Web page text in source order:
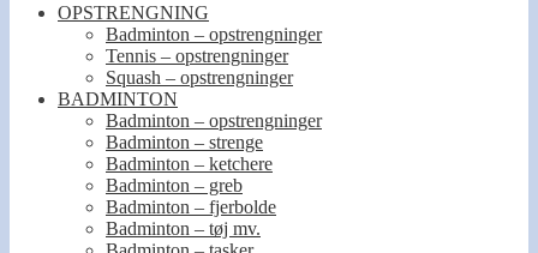
OPSTRENGNING
Badminton – opstrengninger
Tennis – opstrengninger
Squash – opstrengninger
BADMINTON
Badminton – opstrengninger
Badminton – strenge
Badminton – ketchere
Badminton – greb
Badminton – fjerbolde
Badminton – tøj mv.